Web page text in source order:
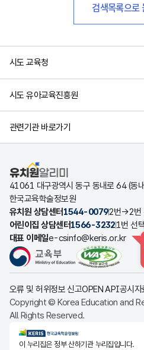
검색목록으로
시도 교육청
시도 유아교육진흥원
관련기관 바로가기
유치원알리미
41061 대구광역시 동구 동내로 64 (동
한국교육학술정보원
유치원 상담센터 1544-00792번→2번
어린이집 상담센터1566-32321번 선택
대표 이메일e-csinfo@keris.or.kr
오류 및 허위정보 신고OPEN API공시자
Copyright © Korea Education and
All Rights Reserved.
KERIS한국교육학술정보원
이 누리집은 정부 산하기관 누리집입니다.